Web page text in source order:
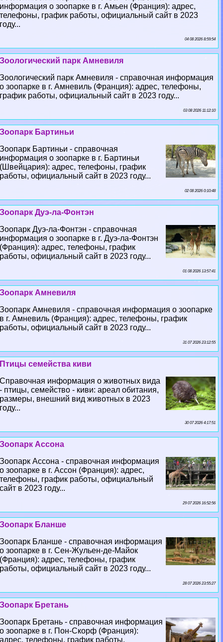
информация о зоопарке в г. Амьен (Франция): адрес,
телефоны, график работы, официальный сайт в 2023
году...
04 08 2026 8:59:54
Зоологический парк Амневиля
Зоологический парк Амневиля - справочная информация
о зоопарке в г. Амневиль (Франция): адрес, телефоны,
график работы, официальный сайт в 2023 году...
03 08 2026 11:12:10
Зоопарк Бартиньи
Зоопарк Бартиньи - справочная
информация о зоопарке в г. Бартиньи
(Швейцария): адрес, телефоны, график
работы, официальный сайт в 2023 году...
02 08 2026 0:10:48
Зоопарк Дуэ-ла-Фонтэн
Зоопарк Дуэ-ла-Фонтэн - справочная
информация о зоопарке в г. Дуэ-ла-Фонтэн
(Франция): адрес, телефоны, график
работы, официальный сайт в 2023 году...
01 08 2026 13:57:41
Зоопарк Амневиля
Зоопарк Амневиля - справочная информация о зоопарке
в г. Амневиль (Франция): адрес, телефоны, график
работы, официальный сайт в 2023 году...
31 07 2026 23:12:55
Птицы семейства киви
Справочная информация о животных вида
- птицы, семейство - киви: ареал обитания,
размеры, внешний вид животных в 2023
году...
30 07 2026 4:17:51
Зоопарк Ассона
Зоопарк Ассона - справочная информация
о зоопарке в г. Ассон (Франция): адрес,
телефоны, график работы, официальный
сайт в 2023 году...
29 07 2026 16:52:56
Зоопарк Бланше
Зоопарк Бланше - справочная информация
о зоопарке в г. Сен-Жульен-де-Майок
(Франция): адрес, телефоны, график
работы, официальный сайт в 2023 году...
28 07 2026 23:55:27
Зоопарк Бретань
Зоопарк Бретань - справочная информация
о зоопарке в г. Пон-Скорф (Франция):
адрес, телефоны, график работы,